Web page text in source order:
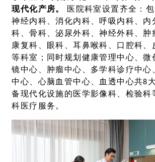
现代化产房。
医院科室设置齐全：包
神经内科、消化内科、呼吸内科、内
科、骨科、泌尿外科、神经外科、肿
康复科、眼科、耳鼻喉科、口腔科、
等科室；同时规划健康管理中心、微
镜中心、肿瘤中心、多学科诊疗中心
中心、心脑血管中心、血透中心共8
备现代化设施的医学影像科、检验科
科医疗服务。